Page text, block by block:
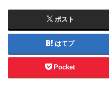
ポスト
はてブ
Pocket